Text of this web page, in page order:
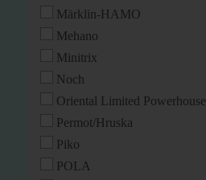
Märklin-HAMO
Mehano
Minitrix
Noch
Oriental Limited Powerhouse
Permot/Hruska
Piko
POLA